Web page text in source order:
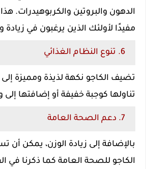
الدهون والبروتين والكربوهيدرات.
مفيدًا لأولئك الذين يرغبون في
6. تنوع النظام الغذائي
تضيف الكاجو نكهة لذيذة ومميزة
تناولها كوجبة خفيفة أو إضافتها
7. دعم الصحة العامة
بالإضافة إلى زيادة الوزن، يمكن أن
الكاجو للصحة العامة كما ذكرنا في